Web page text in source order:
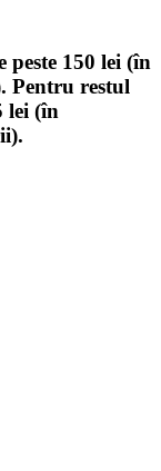
150 lei (în
Pentru restul
lei (în